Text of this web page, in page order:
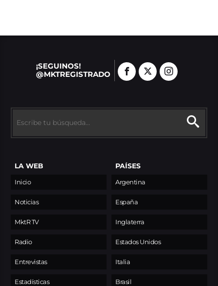
¡SEGUINOS!
@MKTREGISTRADO
LA WEB
Inicio
Noticias
MktR TV
Radio
Entrevistas
Estadísticas
PAÍSES
Argentina
España
Inglaterra
Estados Unidos
Italia
Brasil